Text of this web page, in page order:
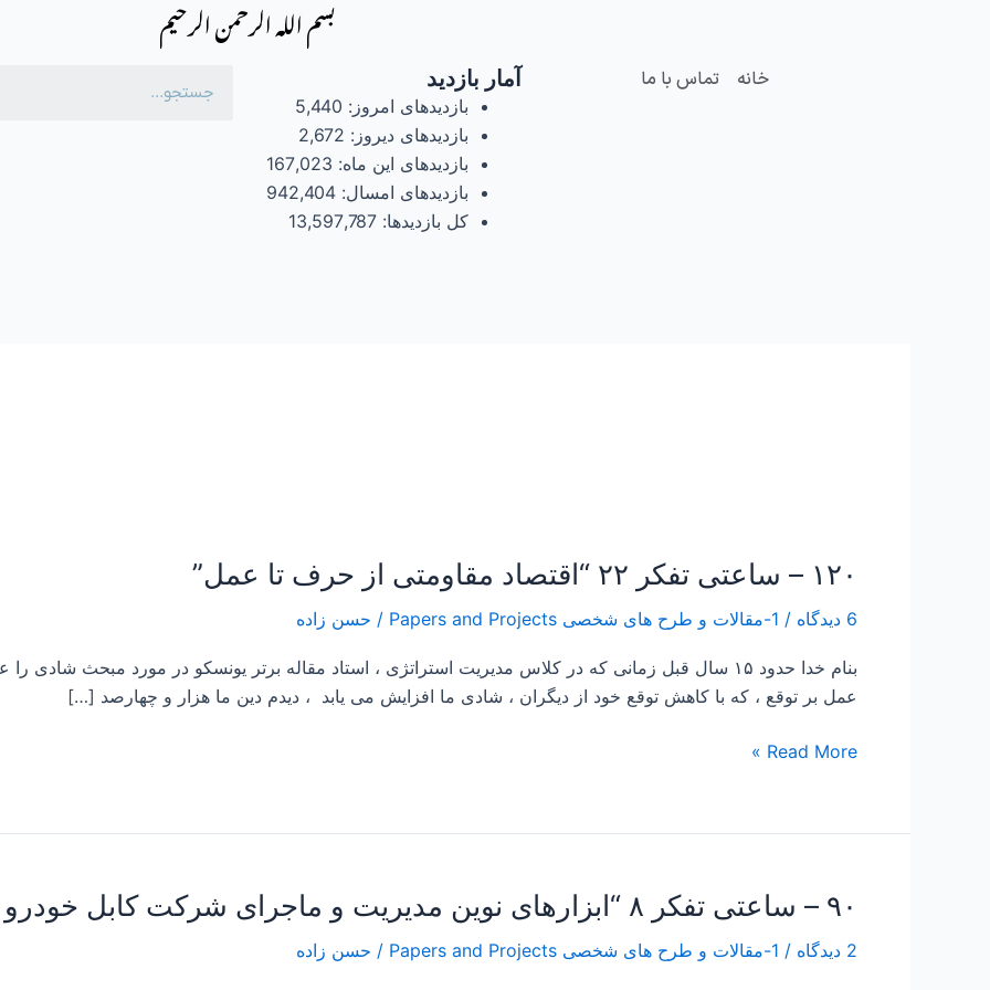
بسم الله الرحمن الرحیم
خانه تماس با ما آمار بازدید
بازدیدهای امروز: 5,440
بازدیدهای دیروز: 2,672
بازدیدهای این ماه: 167,023
بازدیدهای امسال:942,404
کل بازدیدها:13,597,787
۱۲۰ – ساعتی تفکر ۲۲ “اقتصاد مقاومتی از حرف تا عمل”
6 دیدگاه / 1-مقالات و طرح های شخصی Papers and Projects / حسن زاده
بنام خدا حدود ۱۵ سال قبل زمانی که در کلاس مدیریت استراتژی ، استاد مقاله برتر یونسکو در مورد مبحث
عمل بر توقع ، که با کاهش توقع خود از دیگران ، شادی ما افزایش می یابد ، دیدم دین ما هزار و چهارصد […]
۱۲۰
ساعتی
تفکر
“اقتصاد
مقاومتی
تا
Read More »
۹۰ – ساعتی تفکر ۸ “ابزارهای نوین مدیریت و ماجرای شرکت کابل خودرو سبزوار”
2 دیدگاه / 1-مقالات و طرح های شخصی Papers and Projects / حسن زاده
ساعتی